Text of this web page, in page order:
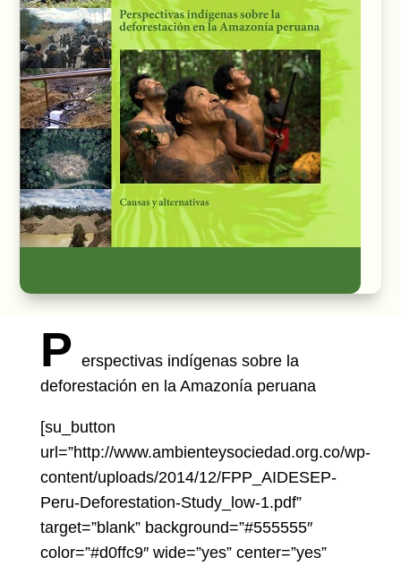
P erspectivas indígenas sobre la
deforestación en la Amazonía peruana
[su_button
url=”http://www.ambienteysociedad.org.co/wp-
content/uploads/2014/12/FPP_AIDESEP-
Peru-Deforestation-Study_low-1.pdf”
target=”blank” background=”#555555″
color=”#d0ffc9″ wide=”yes” center=”yes”